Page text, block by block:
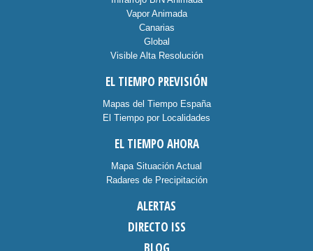
Vapor Animada
Canarias
Global
Visible Alta Resolución
EL TIEMPO PREVISIÓN
Mapas del Tiempo España
El Tiempo por Localidades
EL TIEMPO AHORA
Mapa Situación Actual
Radares de Precipitación
ALERTAS
DIRECTO ISS